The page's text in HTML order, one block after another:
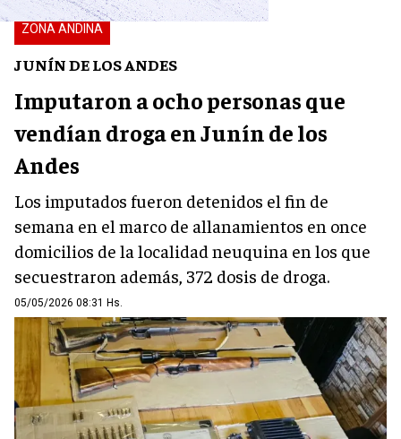
ZONA ANDINA
JUNÍN DE LOS ANDES
Imputaron a ocho personas que
vendían droga en Junín de los
Andes
Los imputados fueron detenidos el fin de
semana en el marco de allanamientos en once
domicilios de la localidad neuquina en los que
secuestraron además, 372 dosis de droga.
05/05/2026 08:31 Hs.